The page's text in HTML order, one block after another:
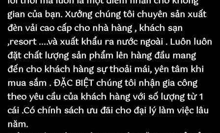
gian của bạn. Xưởng chúng tôi chuyên sản xuất
đèn vải cao cấp cho nhà hàng , khách sạn
,resort ....và xuất khẩu ra nước ngoài . Luôn luôn
đặt chất lượng sản phẩm lên hàng đầu mang
đến cho khách hàng sự thoải mái, yên tâm khi
mua sắm . ĐẶC BIỆT chúng tôi nhận gia công
theo yêu cầu của khách hàng với số lượng từ 1
cái .Có chính sách ưu đãi cho đại lý làm việc lâu
năm.